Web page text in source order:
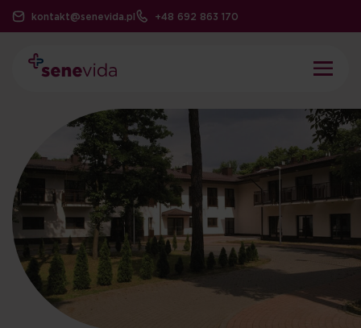
kontakt@senevida.pl +48 692 863 170